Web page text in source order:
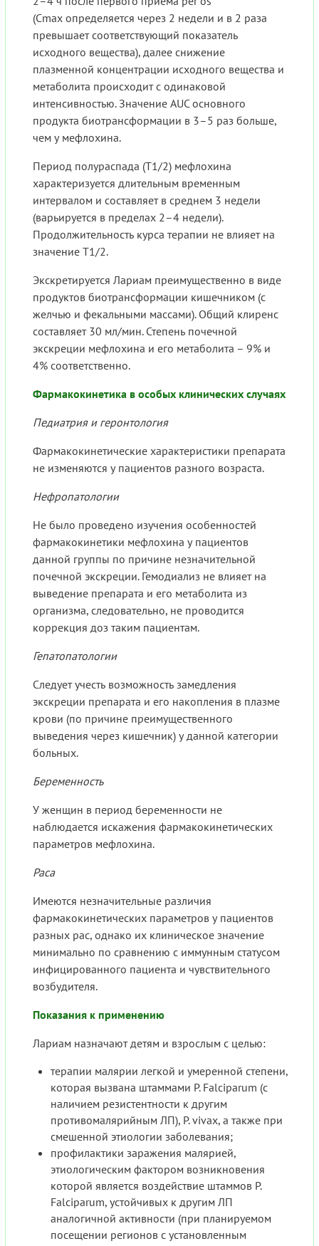
(Cmax определяется через 2 недели и в 2 раза
превышает соответствующий показатель
исходного вещества), далее снижение
плазменной концентрации исходного вещества и
метаболита происходит с одинаковой
интенсивностью. Значение AUC основного
продукта биотрансформации в 3–5 раз больше,
чем у мефлохина.
Период полураспада (T1/2) мефлохина
характеризуется длительным временным
интервалом и составляет в среднем 3 недели
(варьируется в пределах 2–4 недели).
Продолжительность курса терапии не влияет на
значение T1/2.
Экскретируется Лариам преимущественно в виде
продуктов биотрансформации кишечником (с
желчью и фекальными массами). Общий клиренс
составляет 30 мл/мин. Степень почечной
экскреции мефлохина и его метаболита – 9% и
4% соответственно.
Фармакокинетика в особых клинических случаях
Педиатрия и геронтология
Фармакокинетические характеристики препарата
не изменяются у пациентов разного возраста.
Нефропатологии
Не было проведено изучения особенностей
фармакокинетики мефлохина у пациентов
данной группы по причине незначительной
почечной экскреции. Гемодиализ не влияет на
выведение препарата и его метаболита из
организма, следовательно, не проводится
коррекция доз таким пациентам.
Гепатопатологии
Следует учесть возможность замедления
экскреции препарата и его накопления в плазме
крови (по причине преимущественного
выведения через кишечник) у данной категории
больных.
Беременность
У женщин в период беременности не
наблюдается искажения фармакокинетических
параметров мефлохина.
Раса
Имеются незначительные различия
фармакокинетических параметров у пациентов
разных рас, однако их клиническое значение
минимально по сравнению с иммунным статусом
инфицированного пациента и чувствительного
возбудителя.
Показания к применению
Лариам назначают детям и взрослым с целью:
терапии малярии легкой и умеренной степени,
которая вызвана штаммами P. Falciparum (с
наличием резистентности к другим
противомалярийным ЛП), P. vivax, а также при
смешенной этиологии заболевания;
профилактики заражения малярией,
этиологическим фактором возникновения
которой является воздействие штаммов P.
Falciparum, устойчивых к другим ЛП
аналогичной активности (при планируемом
посещении регионов с установленным